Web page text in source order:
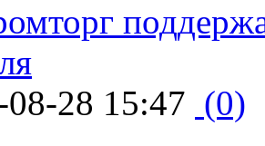
08-28 15:47 (0)